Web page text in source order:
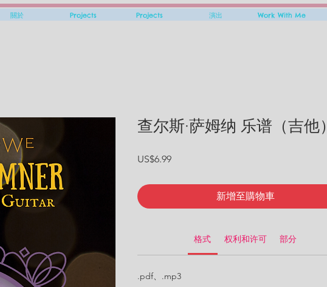
關於 Projects Projects 演出 Work With Me
查尔斯·萨姆纳 乐谱（吉他）
US$6.99價格
新增至購物車
格式 权利和许可 部分
.pdf、.mp3